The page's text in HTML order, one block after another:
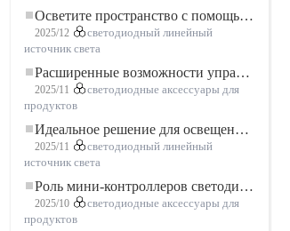
Осветите пространство с помощью гибкой низковольтной неоновой LED-ленты
2025/12
светодиодный линейный
источник света
Расширенные возможности управления освещением: основные преимущества контроллера RGBW 5–24 В
2025/11
светодиодные аксессуары для
продуктов
Идеальное решение для освещения: гибкая светодиодная лента COB высокой плотности FOB для современного освещения
2025/11
светодиодный линейный
источник света
Роль мини-контроллеров светодиодов в проектах светодиодных лент
2025/10
светодиодные аксессуары для
продуктов